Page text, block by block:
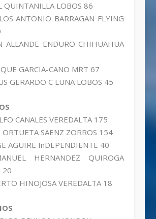
QUINTANILLA LOBOS 86
ANTONIO BARRAGAN FLYING
ALLANDE ENDURO CHIHUAHUA
GARCIA-CANO MRT 67
GERARDO C LUNA LOBOS 45
CANALES VEREDALTA 175
ORTUETA SAENZ ZORROS 154
AGUIRE InDEPENDIENTE 40
HERNANDEZ QUIROGA
20
HINOJOSA VEREDALTA 18